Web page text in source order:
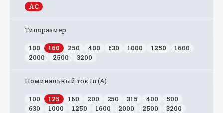
AC
Типоразмер
100
160 250 400 630 1000 1250
1600
2000
2500 3200
Номинальный ток In (А)
100
125 160 200 250 315 400
500
630
1000 1250 1600 2000 2500 3200